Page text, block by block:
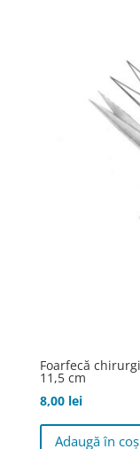
Foarfecă
11,5 cm
8,00 lei
Adaugă în coș